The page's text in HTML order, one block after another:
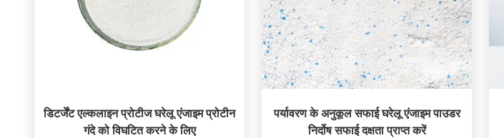
डिटर्जेंट एल्कलाइन प्रोटीज घरेलू एंजाइम प्रोटीन
गंदे को विघटित करने के लिए
पर्यावरण के अनुकूल सफाई घरेलू एंजाइम पाउडर
निर्दोष सफाई दक्षता प्राप्त करें